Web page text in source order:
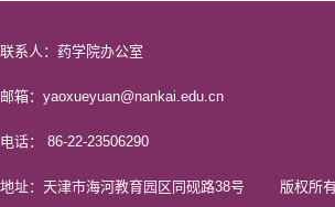
联系人：药学院办公室
邮箱：yaoxueyuan@nankai.edu.cn
电话： 86-22-23506290
地址：天津市海河教育园区同砚路38号 版权